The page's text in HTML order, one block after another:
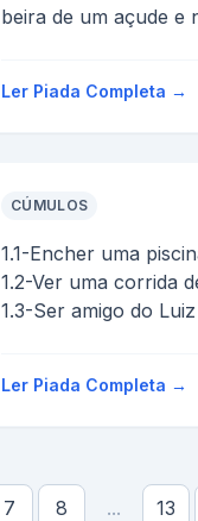
beira de um açude e
Ler Piada Completa →
CÚMULOS
1.1-Encher uma
1.2-Ver uma corrida
1.3-Ser amigo do
Ler Piada Completa →
7 8 ... 13